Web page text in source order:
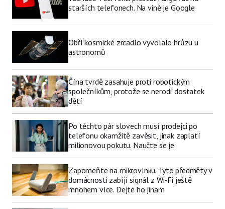
starších telefonech. Na vině je Google
Obří kosmické zrcadlo vyvolalo hrůzu u
astronomů
Čína tvrdě zasahuje proti robotickým
společníkům, protože se nerodí dostatek
dětí
Po těchto pár slovech musí prodejci po
telefonu okamžitě zavěsit, jinak zaplatí
milionovou pokutu. Naučte se je
Zapomeňte na mikrovlnku. Tyto předměty v
domácnosti zabíjí signál z Wi-Fi ještě
mnohem více. Dejte ho jinam